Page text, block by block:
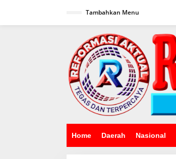
Tambahkan Menu
Home Daerah Nasional